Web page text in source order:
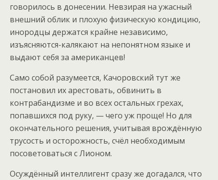
говорилось в донесении. Невзирая на ужасный
внешний облик и плохую физическую кондицию,
инородцы держатся крайне независимо,
изъясняются-калякают на непонятном языке и
выдают себя за американцев!
Само собой разумеется, Качоровский тут же
постановил их арестовать, обвинить в
контрабандизме и во всех остальных грехах,
попавшихся под руку, — чего уж проще! Но для
окончательного решения, учитывая врождённую
трусость и осторожность, счёл необходимым
посоветоваться с Лионом.
Осуждённый интеллигент сразу же догадался, что